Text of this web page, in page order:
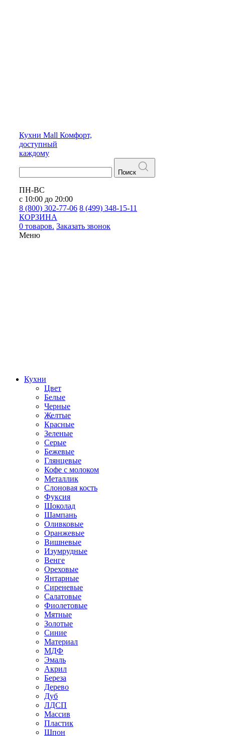
Кухни Mall Комфорт,
доступный
каждому
Поиск
ПН-ВС
с 10:00 до 20:00
8 (800) 302-77-06 8 (499) 348-15-11
КОРЗИНА
0 товаров. Заказать звонок
Меню
Кухни
Цвет
Белые
Черные
Желтые
Красные
Зеленые
Серые
Бежевые
Глянцевые
Кофе с молоком
Металлик
Слоновая кость
Фуксия
Шоколад
Шампань
Оливковые
Оранжевые
Вишневые
Изумрудные
Венге
Ореховые
Янтарные
Сиреневые
Салатовые
Фиолетовые
Мятные
Золотые
Синие
Материал
МДФ
Эмаль
Акрил
Береза
Дерево
Дуб
ЛДСП
Массив
Пластик
Шпон